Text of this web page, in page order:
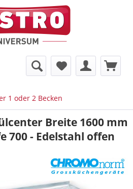
1 oder 2 Becken
Breite 1600 mm
700 - Edelstahl offen